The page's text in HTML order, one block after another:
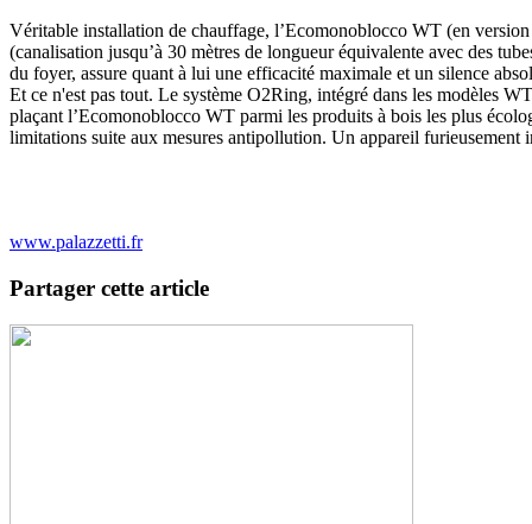
Véritable installation de chauffage, l’Ecomonoblocco WT (en
(canalisation jusqu’à 30 mètres de longueur équivalente avec des
du foyer, assure quant à lui une efficacité maximale et un silence
Et ce n'est pas tout. Le système O2Ring, intégré dans les modèles
plaçant l’Ecomonoblocco WT parmi les produits à bois les plus
limitations suite aux mesures antipollution. Un appareil
www.palazzetti.fr
Partager cette article